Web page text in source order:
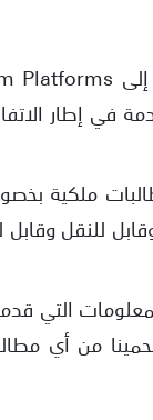
في إطار
ملكية
للنقل وقابل
التي
من أي